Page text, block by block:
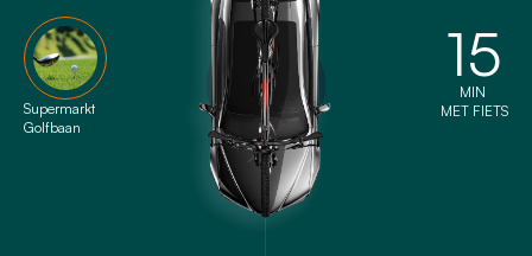
Supermarkt
Golfbaan
15
MIN
MET FIETS